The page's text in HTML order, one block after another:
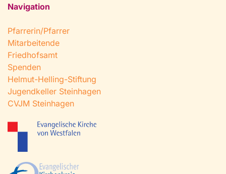
Navigation
Pfarrerin/Pfarrer
Mitarbeitende
Friedhofsamt
Spenden
Helmut-Helling-Stiftung
Jugendkeller Steinhagen
CVJM Steinhagen